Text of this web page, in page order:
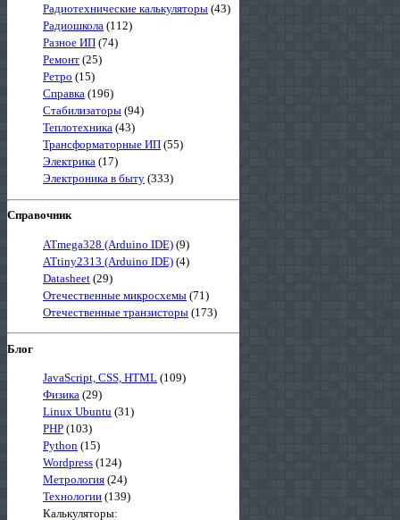
Радиотехнические калькуляторы (43)
Радиошкола (112)
Разное ИП (74)
Ремонт (25)
Ретро (15)
Справка (196)
Стабилизаторы (94)
Теплотехника (43)
Трансформаторные ИП (55)
Электрика (17)
Электроника в быту (333)
Справочник
ATmega328 (Arduino IDE) (9)
ATtiny2313 (Arduino IDE) (4)
Datasheet (29)
Отечественные микросхемы (71)
Отечественные транзисторы (173)
Блог
JavaScript, CSS, HTML (109)
Физика (29)
Linux Ubuntu (31)
PHP (103)
Python (15)
Wordpress (124)
Метрология (24)
Технологии (139)
Калькуляторы: